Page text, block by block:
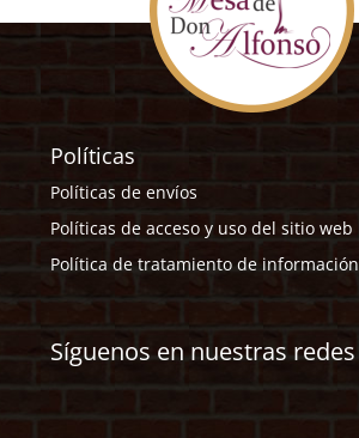
Políticas
Políticas de envíos
Políticas de acceso y uso del sitio web
Política de tratamiento de información
Síguenos en nuestras redes